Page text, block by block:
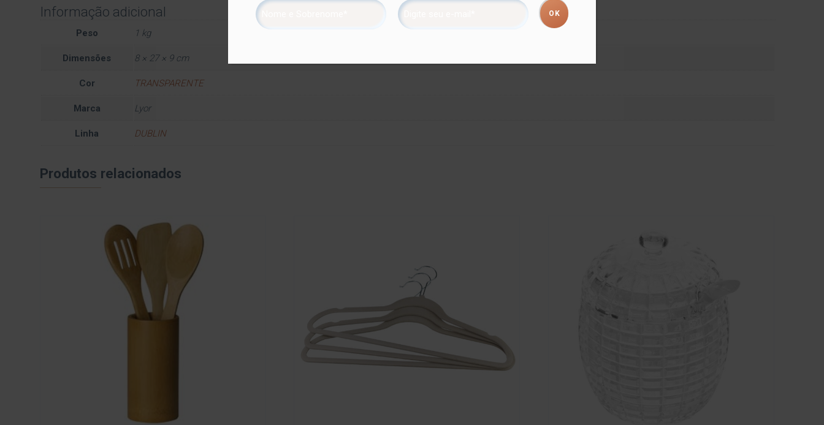
Informação adicional
Peso 1 kg
Dimensões 8 × 27 × 9 cm
Cor TRANSPARENTE
Marca Lyor
Linha DUBLIN
Produtos relacionados